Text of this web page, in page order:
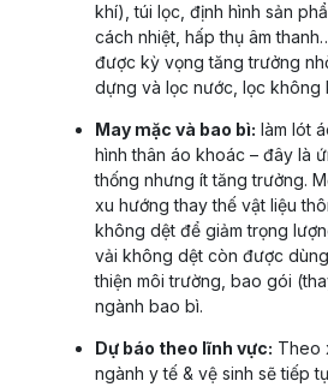
khí), túi lọc, định hình sản
cách nhiệt, hấp thụ âm
được kỳ vọng tăng trưởng
dựng và lọc nước, lọc không
May mặc và bao bì: làm lót
hình thân áo khoác – đây là
thống nhưng ít tăng trưởng.
xu hướng thay thế vật liệu
không dệt để giảm trọng
vải không dệt còn được
thiện môi trường, bao gói
ngành bao bì.
Dự báo theo lĩnh vực: Theo
ngành y tế & vệ sinh sẽ tiếp